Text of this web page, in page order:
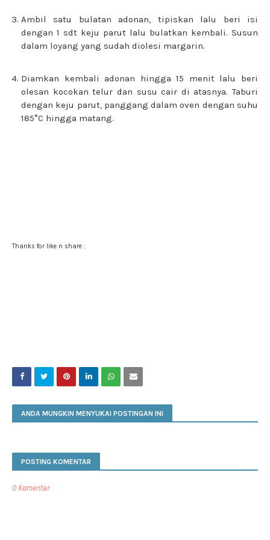
Ambil satu bulatan adonan, tipiskan lalu beri isi
dengan 1 sdt keju parut lalu bulatkan kembali. Susun
dalam loyang yang sudah diolesi margarin.
Diamkan kembali adonan hingga 15 menit lalu beri
olesan kocokan telur dan susu cair di atasnya. Taburi
dengan keju parut, panggang dalam oven dengan suhu
185°C hingga matang.
Thanks for like n share :
ANDA MUNGKIN MENYUKAI POSTINGAN INI
POSTING KOMENTAR
0 Komentar